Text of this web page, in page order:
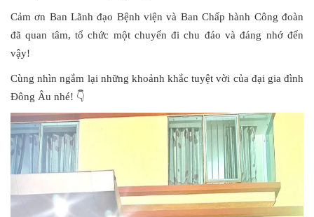
Cảm ơn Ban Lãnh đạo Bệnh viện và Ban Chấp hành Công đoàn
đã quan tâm, tổ chức một chuyến đi chu đáo và đáng nhớ đến
vậy!
Cùng nhìn ngắm lại những khoảnh khắc tuyệt vời của đại gia đình
Đông Âu nhé! 👇